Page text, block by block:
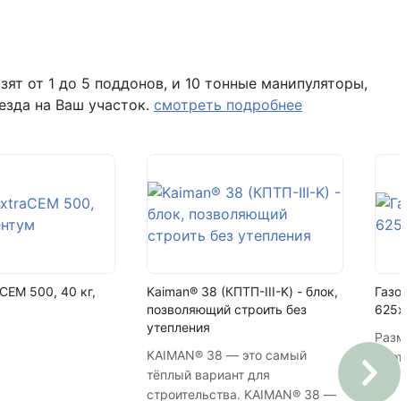
Н8 (вывеска "Мир кирпича")
кроста
17
от 1 до 5 поддонов, и 10 тонные манипуляторы,
на Ваш участок. смотреть подробнее
500, 40 кг,
Kaiman® 38 (КПТП-III-K) - блок,
позволяющий строить без
утепления
KAIMAN® 38 — это самый
тёплый вариант для
строительства. KAIMAN® 38 —